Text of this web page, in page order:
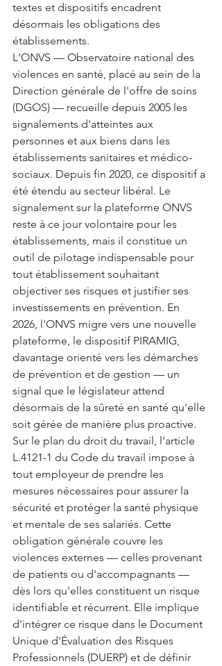
textes et dispositifs encadrent
désormais les obligations des
établissements.
L'ONVS — Observatoire national des
violences en santé, placé au sein de la
Direction générale de l'offre de soins
(DGOS) — recueille depuis 2005 les
signalements d'atteintes aux
personnes et aux biens dans les
établissements sanitaires et médico-
sociaux. Depuis fin 2020, ce dispositif a
été étendu au secteur libéral. Le
signalement sur la plateforme ONVS
reste à ce jour volontaire pour les
établissements, mais il constitue un
outil de pilotage indispensable pour
tout établissement souhaitant
objectiver ses risques et justifier ses
investissements en prévention. En
2026, l'ONVS migre vers une nouvelle
plateforme, le dispositif PIRAMIG,
davantage orienté vers les démarches
de prévention et de gestion — un
signal que le législateur attend
désormais de la sûreté en santé qu'elle
soit gérée de manière plus proactive.
Sur le plan du droit du travail, l'article
L.4121-1 du Code du travail impose à
tout employeur de prendre les
mesures nécessaires pour assurer la
sécurité et protéger la santé physique
et mentale de ses salariés. Cette
obligation générale couvre les
violences externes — celles provenant
de patients ou d'accompagnants —
dès lors qu'elles constituent un risque
identifiable et récurrent. Elle implique
d'intégrer ce risque dans le Document
Unique d'Évaluation des Risques
Professionnels (DUERP) et de définir